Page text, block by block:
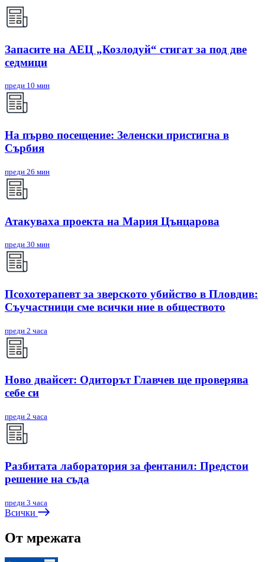
Запасите на АЕЦ „Козлодуй“ стигат за под две
седмици
преди 10 мин
На първо посещение: Зеленски пристигна в
Сърбия
преди 26 мин
Атакуваха проекта на Мария Цънцарова
преди 30 мин
Псохотерапевт за зверското убийство в Пловдив:
Съучастници сме всички ние в обществото
преди 2 часа
Ново двайсет: Одиторът Главчев ще проверява
себе си
преди 2 часа
Разбитата лаборатория за фентанил: Предстои
решение на съда
преди 3 часа
Всички
От мрежата